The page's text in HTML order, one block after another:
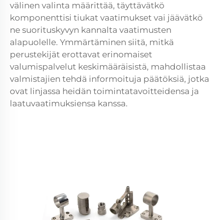
välinen valinta määrittää, täyttävätkö
komponenttisi tiukat vaatimukset vai jäävätkö
ne suorituskyvyn kannalta vaatimusten
alapuolelle. Ymmärtäminen siitä, mitkä
perustekijät erottavat erinomaiset
valumispalvelut keskimääräisistä, mahdollistaa
valmistajien tehdä informoituja päätöksiä, jotka
ovat linjassa heidän toimintatavoitteidensa ja
laatuvaatimuksiensa kanssa.